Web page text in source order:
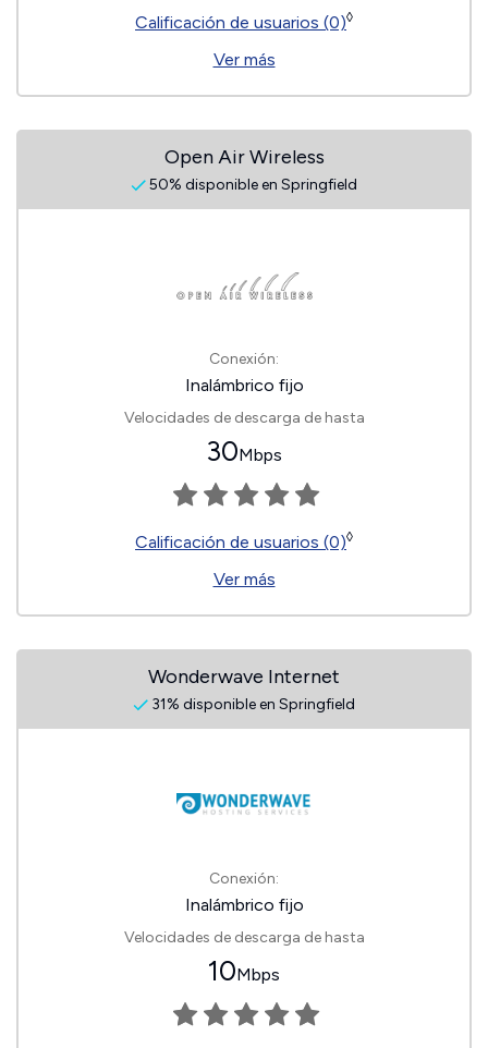
Calificación de usuarios (0)◊
Ver más
Open Air Wireless
50% disponible en Springfield
Conexión:
Inalámbrico fijo
Velocidades de descarga de hasta
30Mbps
Calificación de usuarios (0)◊
Ver más
Wonderwave Internet
31% disponible en Springfield
Conexión:
Inalámbrico fijo
Velocidades de descarga de hasta
10Mbps